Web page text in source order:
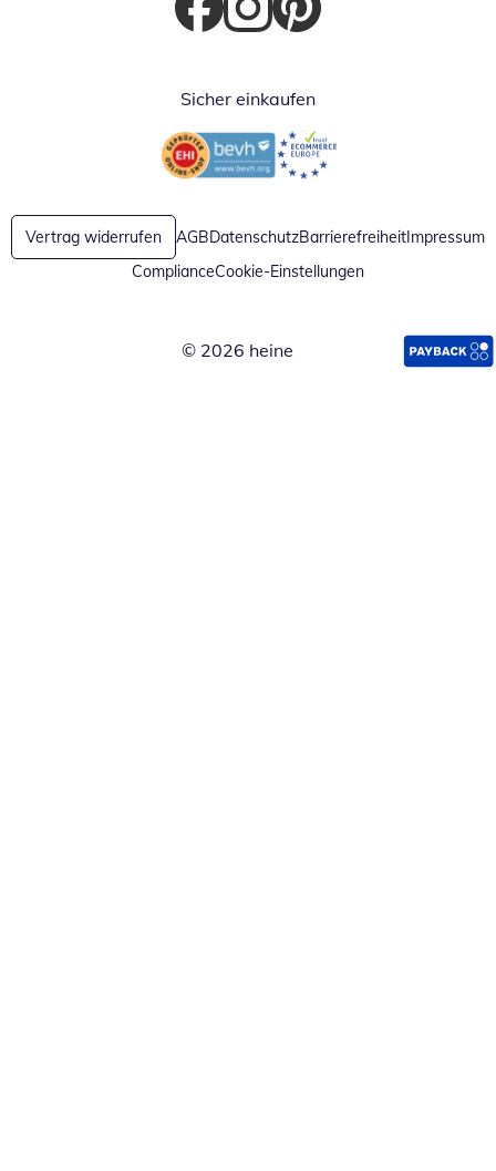
Öffnet in neuem Fenster
Öffnet in neuem Fenster
Öffnet in neuem Fenster
Sicher einkaufen
Öffnet in neuem FensterÖffnet in neuem Fenster
Vertrag widerrufen AGBDatenschutzBarrierefreiheitImpressum
ComplianceCookie-Einstellungen
© 2026 heine